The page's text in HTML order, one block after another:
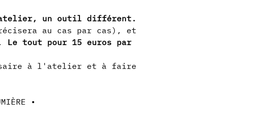
atelier, un outil différent.
au cas par cas), et
Le tout pour 15 euros par
à l'atelier et à faire